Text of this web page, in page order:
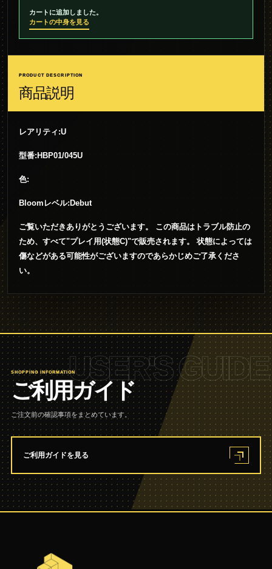
カートに追加しました。
カートの中身を見る
PRODUCT DESCRIPTION
商品説明
レアリティ:U
型番:HBP01/045U
色:
Bloomレベル:Debut
ご覧いただきありがとうございます。 この商品はトラブル防止の
ため、すべて"プレイ用(状態C)"で販売されます。 状態によっては
傷などがある可能性がございますのであらかじめご了承くださ
い。
USER'S GUIDE
SHOPPING INFORMATION
ご利用ガイド
ご注文前の確認事項をまとめています。
ご利用ガイドを見る